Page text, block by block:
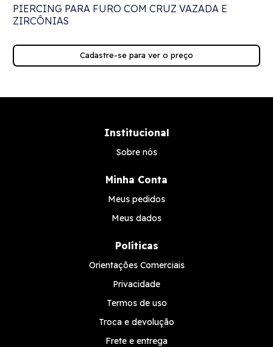
PIERCING PARA FURO COM CRUZ VAZADA E
ZIRCÔNIAS
Cadastre-se para ver o preço
Institucional
Sobre nós
Minha Conta
Meus pedidos
Meus dados
Políticas
Orientações Comerciais
Privacidade
Termos de uso
Troca e devolução
Frete e entrega